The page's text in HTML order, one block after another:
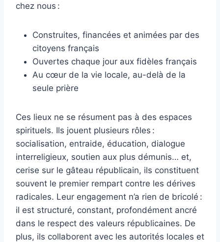
chez nous :
Construites, financées et animées par des
citoyens français
Ouvertes chaque jour aux fidèles français
Au cœur de la vie locale, au-delà de la
seule prière
Ces lieux ne se résument pas à des espaces
spirituels. Ils jouent plusieurs rôles :
socialisation, entraide, éducation, dialogue
interreligieux, soutien aux plus démunis… et,
cerise sur le gâteau républicain, ils constituent
souvent le premier rempart contre les dérives
radicales. Leur engagement n’a rien de bricolé :
il est structuré, constant, profondément ancré
dans le respect des valeurs républicaines. De
plus, ils collaborent avec les autorités locales et